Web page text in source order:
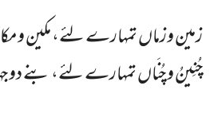
زمین وزماں تمہارے لئے، مکین و
چُنِینُ و چُنَاں تمہارے لئے، بنے